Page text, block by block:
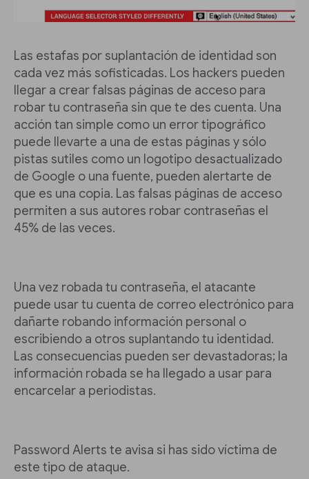
Las estafas por suplantación de identidad son
cada vez más sofisticadas. Los hackers pueden
llegar a crear falsas páginas de acceso para
robar tu contraseña sin que te des cuenta. Una
acción tan simple como un error tipográfico
puede llevarte a una de estas páginas y sólo
pistas sutiles como un logotipo desactualizado
de Google o una fuente, pueden alertarte de
que es una copia. Las falsas páginas de acceso
permiten a sus autores robar contraseñas el
45% de las veces.
Una vez robada tu contraseña, el atacante
puede usar tu cuenta de correo electrónico para
dañarte robando información personal o
escribiendo a otros suplantando tu identidad.
Las consecuencias pueden ser devastadoras; la
información robada se ha llegado a usar para
encarcelar a periodistas.
Password Alerts te avisa si has sido víctima de
este tipo de ataque.